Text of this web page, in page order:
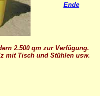
Ende
2.500 qm zur Verfügung.
mit Tisch und Stühlen usw.